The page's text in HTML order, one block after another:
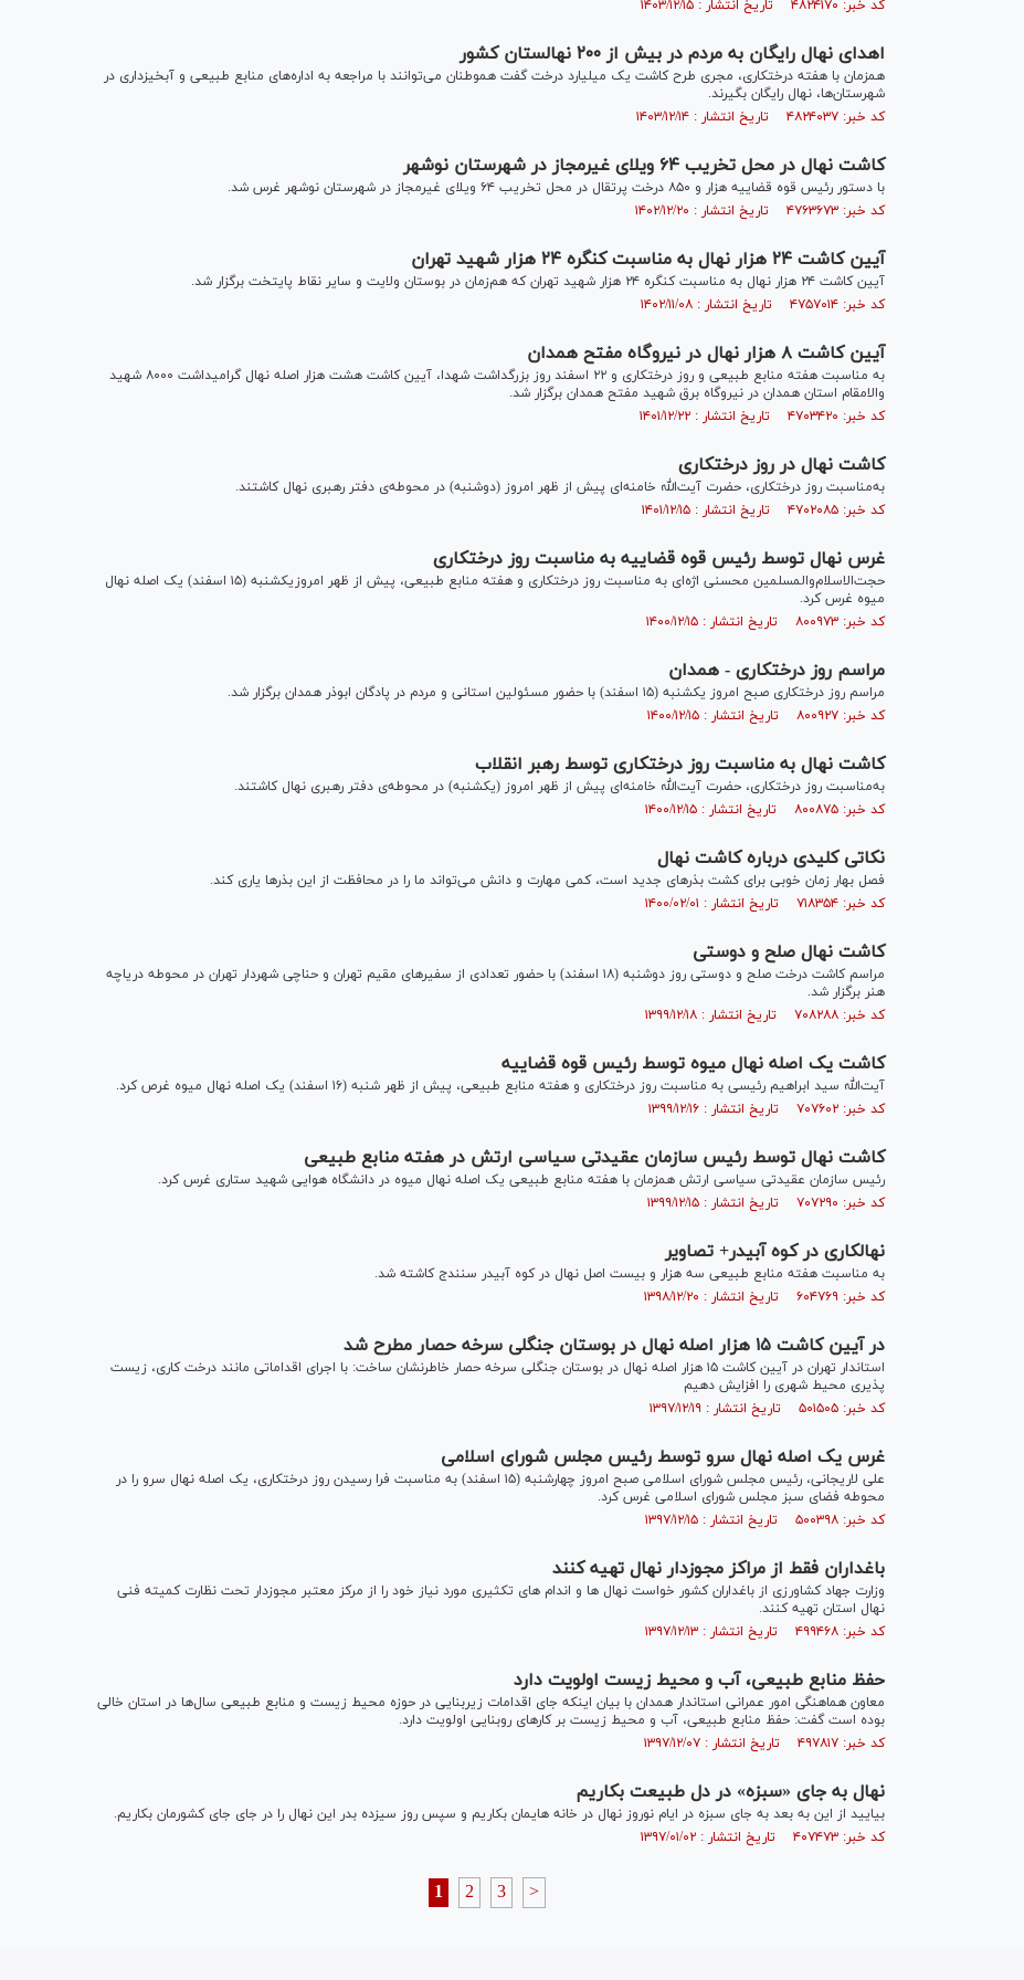
کد خبر: ۴۸۲۴۱۷۰ تاریخ انتشار : ۱۴۰۳/۱۲/۱۵
اهدای نهال رایگان به مردم در بیش از ۲۰۰ نهالستان کشور
همزمان با هفته درختکاری، مجری طرح کاشت یک میلیارد درخت گفت هموطنان می‌توانند با مراجعه به اداره‌های منابع طبیعی و آبخیزداری در
شهرستان‌ها، نهال رایگان بگیرند.
کد خبر: ۴۸۲۴۰۳۷ تاریخ انتشار : ۱۴۰۳/۱۲/۱۴
کاشت نهال در محل تخریب ۶۴ ویلای غیرمجاز در شهرستان نوشهر
با دستور رئیس قوه قضاییه هزار و ۸۵۰ درخت پرتقال در محل تخریب ۶۴ ویلای غیرمجاز در شهرستان نوشهر غرس شد.
کد خبر: ۴۷۶۳۶۷۳ تاریخ انتشار : ۱۴۰۲/۱۲/۲۰
آیین کاشت ۲۴ هزار نهال به مناسبت کنگره ۲۴ هزار شهید تهران
آیین کاشت ۲۴ هزار نهال به مناسبت کنگره ۲۴ هزار شهید تهران که هم‌زمان در بوستان ولایت و سایر نقاط پایتخت برگزار شد.
کد خبر: ۴۷۵۷۰۱۴ تاریخ انتشار : ۱۴۰۲/۱۱/۰۸
آیین کاشت ۸ هزار نهال در نیروگاه مفتح همدان
به مناسبت هفته منابع طبیعی و روز درختکاری و ۲۲ اسفند روز بزرگداشت شهدا، آیین کاشت هشت هزار اصله نهال گرامیداشت ۸۰۰۰ شهید
والامقام استان همدان در نیروگاه برق شهید مفتح همدان برگزار شد.
کد خبر: ۴۷۰۳۴۲۰ تاریخ انتشار : ۱۴۰۱/۱۲/۲۲
کاشت نهال در روز درختکاری
به‌مناسبت روز درختکاری، حضرت آیت‌الله خامنه‌ای پیش از ظهر امروز (دوشنبه) در محوطه‌ی دفتر رهبری نهال کاشتند.
کد خبر: ۴۷۰۲۰۸۵ تاریخ انتشار : ۱۴۰۱/۱۲/۱۵
غرس نهال توسط رئیس قوه قضاییه به مناسبت روز درختکاری
حجت‌الاسلام‌والمسلمین محسنی اژه‌ای به مناسبت روز درختکاری و هفته منابع طبیعی، پیش از ظهر امروزیکشنبه (۱۵ اسفند) یک اصله نهال
میوه غرس کرد.
کد خبر: ۸۰۰۹۷۳ تاریخ انتشار : ۱۴۰۰/۱۲/۱۵
مراسم روز درختکاری - همدان
مراسم روز درختکاری صبح امروز یکشنبه (۱۵ اسفند) با حضور مسئولین استانی و مردم در پادگان ابوذر همدان برگزار شد.
کد خبر: ۸۰۰۹۲۷ تاریخ انتشار : ۱۴۰۰/۱۲/۱۵
کاشت نهال به مناسبت روز درختکاری توسط رهبر انقلاب
به‌مناسبت روز درختکاری، حضرت آیت‌الله خامنه‌ای پیش از ظهر امروز (یکشنبه) در محوطه‌ی دفتر رهبری نهال کاشتند.
کد خبر: ۸۰۰۸۷۵ تاریخ انتشار : ۱۴۰۰/۱۲/۱۵
نکاتی کلیدی درباره کاشت نهال
فصل بهار زمان خوبی برای کشت بذر‌های جدید است، کمی مهارت و دانش می‌تواند ما را در محافظت از این بذر‌ها یاری کند.
کد خبر: ۷۱۸۳۵۴ تاریخ انتشار : ۱۴۰۰/۰۲/۰۱
کاشت نهال صلح و دوستی
مراسم کاشت درخت صلح و دوستی روز دوشنبه (۱۸ اسفند) با حضور تعدادی از سفیر‌های مقیم تهران و حناچی شهردار تهران در محوطه دریاچه
هنر برگزار شد.
کد خبر: ۷۰۸۲۸۸ تاریخ انتشار : ۱۳۹۹/۱۲/۱۸
کاشت یک اصله نهال میوه توسط رئیس قوه قضاییه
آیت‌الله سید ابراهیم رئیسی به مناسبت روز درختکاری و هفته منابع طبیعی، پیش از ظهر شنبه (۱۶ اسفند) یک اصله نهال میوه غرص کرد.
کد خبر: ۷۰۷۶۰۲ تاریخ انتشار : ۱۳۹۹/۱۲/۱۶
کاشت نهال توسط رئیس سازمان عقیدتی سیاسی ارتش در هفته منابع طبیعی
رئیس سازمان عقیدتی سیاسی ارتش همزمان با هفته منابع طبیعی یک اصله نهال میوه در دانشگاه هوایی شهید ستاری غرس کرد.
کد خبر: ۷۰۷۲۹۰ تاریخ انتشار : ۱۳۹۹/۱۲/۱۵
نهالکاری در کوه آبیدر+ تصاویر
به مناسبت هفته منابع طبیعی سه هزار و بیست اصل نهال در کوه آبیدر سنندج كاشته شد.
کد خبر: ۶۰۴۷۶۹ تاریخ انتشار : ۱۳۹۸/۱۲/۲۰
در آیین کاشت ۱۵ هزار اصله نهال در بوستان جنگلی سرخه حصار مطرح شد
استاندار تهران در آیین کاشت ۱۵ هزار اصله نهال در بوستان جنگلی سرخه حصار خاطرنشان ساخت: با اجرای اقداماتی مانند درخت کاری، زیست
پذیری محیط شهری را افزایش دهیم
کد خبر: ۵۰۱۵۰۵ تاریخ انتشار : ۱۳۹۷/۱۲/۱۹
غرس یک اصله نهال سرو توسط رئیس مجلس شورای اسلامی
علی لاریجانی، رئیس مجلس شورای اسلامی صبح امروز چهارشنبه (۱۵ اسفند) به مناسبت فرا رسیدن روز درختکاری، یک اصله نهال سرو را در
محوطه فضای سبز مجلس شورای اسلامی غرس کرد.
کد خبر: ۵۰۰۳۹۸ تاریخ انتشار : ۱۳۹۷/۱۲/۱۵
باغداران فقط از مراکز مجوزدار نهال تهیه کنند
وزارت جهاد کشاورزی از باغداران کشور خواست نهال ها و اندام های تکثیری مورد نیاز خود را از مرکز معتبر مجوزدار تحت نظارت کمیته فنی
نهال استان تهیه کنند.
کد خبر: ۴۹۹۴۶۸ تاریخ انتشار : ۱۳۹۷/۱۲/۱۳
حفظ منابع طبیعی، آب و محیط زیست اولویت دارد
معاون هماهنگی امور عمرانی استاندار همدان با بیان اینکه جای اقدامات زیربنایی در حوزه محیط زیست و منابع طبیعی سال‌ها در استان خالی
بوده است گفت: حفظ منابع طبیعی، آب و محیط زیست بر کار‌های روبنایی اولویت دارد.
کد خبر: ۴۹۷۸۱۷ تاریخ انتشار : ۱۳۹۷/۱۲/۰۷
نهال به جای «سبزه» در دل طبیعت بکاریم
بیایید از این به بعد به جای سبزه در ایام نوروز نهال در خانه هایمان بکاریم و سپس روز سیزده بدر این نهال را در جای جای کشورمان بکاریم.
کد خبر: ۴۰۷۴۷۳ تاریخ انتشار : ۱۳۹۷/۰۱/۰۲
1 2 3 >